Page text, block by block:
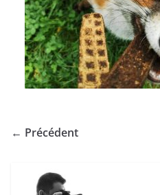
← Précédent